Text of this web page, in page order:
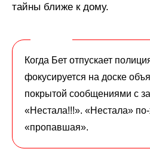
тайны ближе к дому.
Когда Бет отпускает
фокусируется на доске
покрытой сообщениями с
«Нестала!!!». «Нестала» по-
«пропавшая».